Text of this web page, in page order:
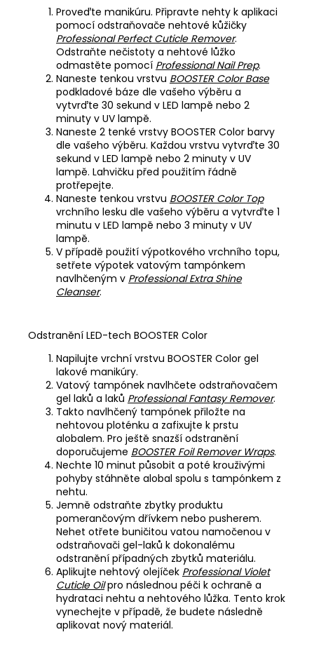
Proveďte manikúru. Připravte nehty k aplikaci
pomocí odstraňovače nehtové kůžičky
Professional Perfect Cuticle Remover.
Odstraňte nečistoty a nehtové lůžko
odmastěte pomocí Professional Nail Prep.
Naneste tenkou vrstvu BOOSTER Color Base
podkladové báze dle vašeho výběru a
vytvrďte 30 sekund v LED lampě nebo 2
minuty v UV lampě.
Naneste 2 tenké vrstvy BOOSTER Color barvy
dle vašeho výběru. Každou vrstvu vytvrďte 30
sekund v LED lampě nebo 2 minuty v UV
lampě. Lahvičku před použitím řádně
protřepejte.
Naneste tenkou vrstvu BOOSTER Color Top
vrchního lesku dle vašeho výběru a vytvrďte 1
minutu v LED lampě nebo 3 minuty v UV
lampě.
V případě použití výpotkového vrchního topu,
setřete výpotek vatovým tampónkem
navlhčeným v Professional Extra Shine
Cleanser.
Odstranění LED-tech BOOSTER Color
Napilujte vrchní vrstvu BOOSTER Color gel
lakové manikúry.
Vatový tampónek navlhčete odstraňovačem
gel laků a laků Professional Fantasy Remover.
Takto navlhčený tampónek přiložte na
nehtovou ploténku a zafixujte k prstu
alobalem. Pro ještě snazší odstranění
doporučujeme BOOSTER Foil Remover Wraps.
Nechte 10 minut působit a poté krouživými
pohyby stáhněte alobal spolu s tampónkem z
nehtu.
Jemně odstraňte zbytky produktu
pomerančovým dřívkem nebo pusherem.
Nehet otřete buničitou vatou namočenou v
odstraňovači gel-laků k dokonalému
odstranění případných zbytků materiálu.
Aplikujte nehtový olejíček Professional Violet
Cuticle Oilpro následnou péči k ochraně a
hydrataci nehtu a nehtového lůžka. Tento krok
vynechejte v případě, že budete následně
aplikovat nový materiál.